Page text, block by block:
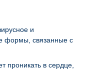
и
формы, связанные с
проникать в сердце,